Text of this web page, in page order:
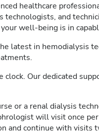
healthcare
and
well-being is in
latest in hemodialysis
clock. Our dedicated
or a renal dialysis
will visit once
and continue with visits